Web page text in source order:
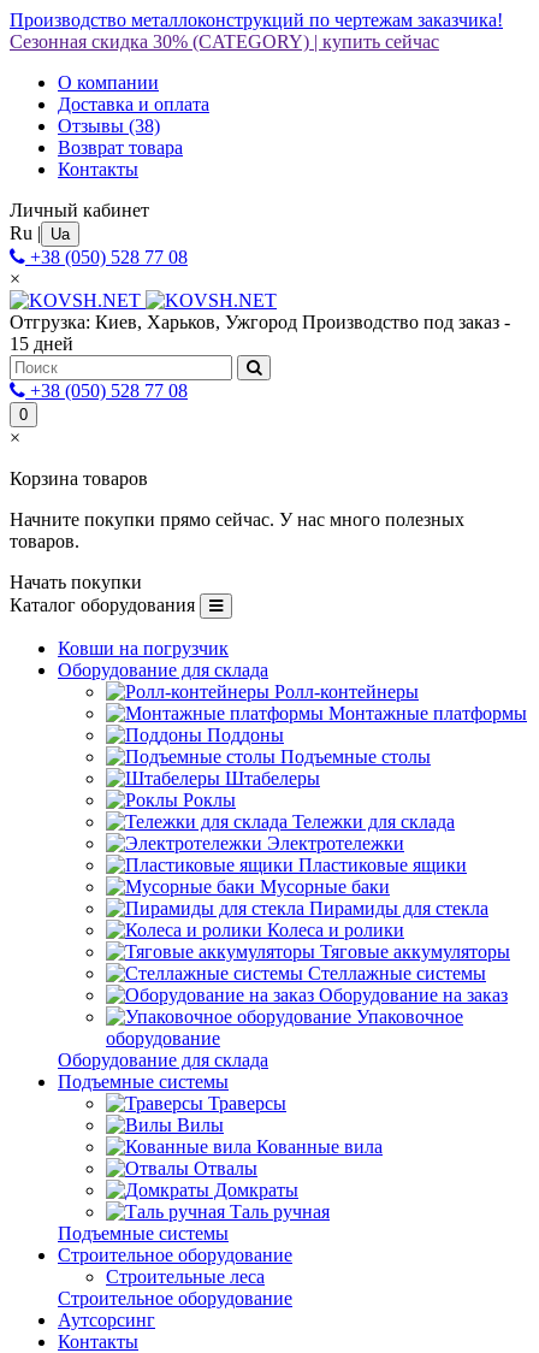
Производство металлоконструкций по чертежам заказчика!
Сезонная скидка 30% (CATEGORY) | купить сейчас
О компании
Доставка и оплата
Отзывы (38)
Возврат товара
Контакты
Личный кабинет
Ru | Ua
+38 (050) 528 77 08
×
Отгрузка: Киев, Харьков, Ужгород Производство под заказ -
15 дней
+38 (050) 528 77 08
0
×
Корзина товаров
Начните покупки прямо сейчас. У нас много полезных
товаров.
Начать покупки
Каталог оборудования
Ковши на погрузчик
Оборудование для склада
Ролл-контейнеры
Монтажные платформы
Поддоны
Подъемные столы
Штабелеры
Роклы
Тележки для склада
Электротележки
Пластиковые ящики
Мусорные баки
Пирамиды для стекла
Колеса и ролики
Тяговые аккумуляторы
Стеллажные системы
Оборудование на заказ
Упаковочное
оборудование
Оборудование для склада
Подъемные системы
Траверсы
Вилы
Кованные вила
Отвалы
Домкраты
Таль ручная
Подъемные системы
Строительное оборудование
Строительные леса
Строительное оборудование
Аутсорсинг
Контакты